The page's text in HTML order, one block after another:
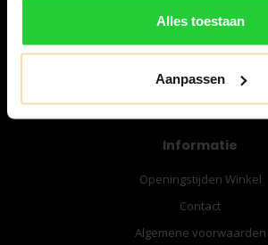
Alles toestaan
Aanpassen
Informatie
Openingstijden Winkel
Contact
Algemene voorwaarden